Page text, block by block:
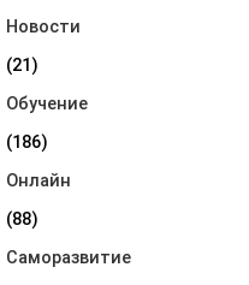
Новости
(21)
Обучение
(186)
Онлайн
(88)
Саморазвитие